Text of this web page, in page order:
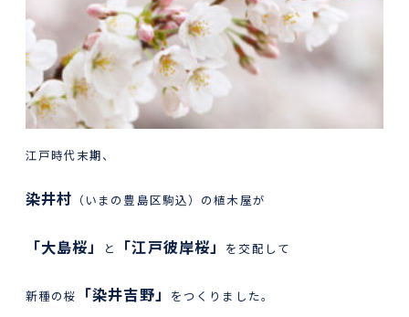
江戸時代末期、
染井村 （いまの豊島区駒込）の植木屋が
「大島桜」 と 「江戸彼岸桜」 を交配して
新種の桜 「染井吉野」 をつくりました。